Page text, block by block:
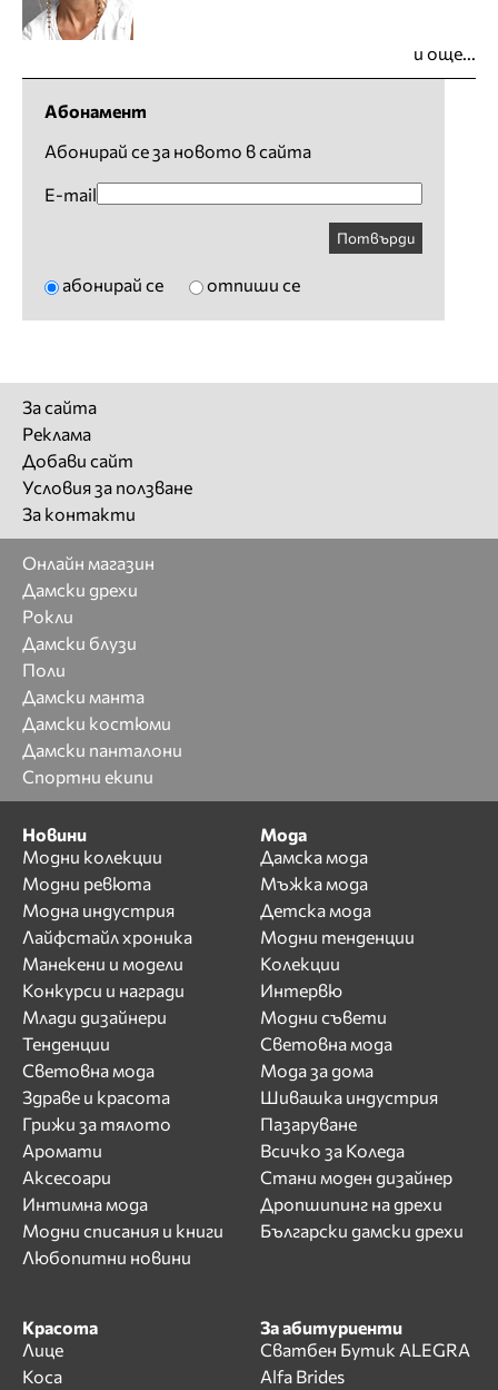
и още...
Абонамент
Абонирай се за новото в сайта
E-mail
Потвърди
абонирай се отпиши се
За сайта
Реклама
Добави сайт
Условия за ползване
За контакти
Онлайн магазин
Дамски дрехи
Рокли
Дамски блузи
Поли
Дамски манта
Дамски костюми
Дамски панталони
Спортни екипи
Новини
Модни колекции
Модни ревюта
Модна индустрия
Лайфстайл хроника
Манекени и модели
Конкурси и награди
Млади дизайнери
Тенденции
Световна мода
Здраве и красота
Грижи за тялото
Аромати
Аксесоари
Интимна мода
Модни списания и книги
Любопитни новини
Мода
Дамска мода
Мъжка мода
Детска мода
Модни тенденции
Колекции
Интервю
Модни съвети
Световна мода
Мода за дома
Шивашка индустрия
Пазаруване
Всичко за Коледа
Стани моден дизайнер
Дропшипинг на дрехи
Български дамски дрехи
Красота
Лице
Коса
За абитуриенти
Сватбен Бутик ALEGRA
Alfa Brides